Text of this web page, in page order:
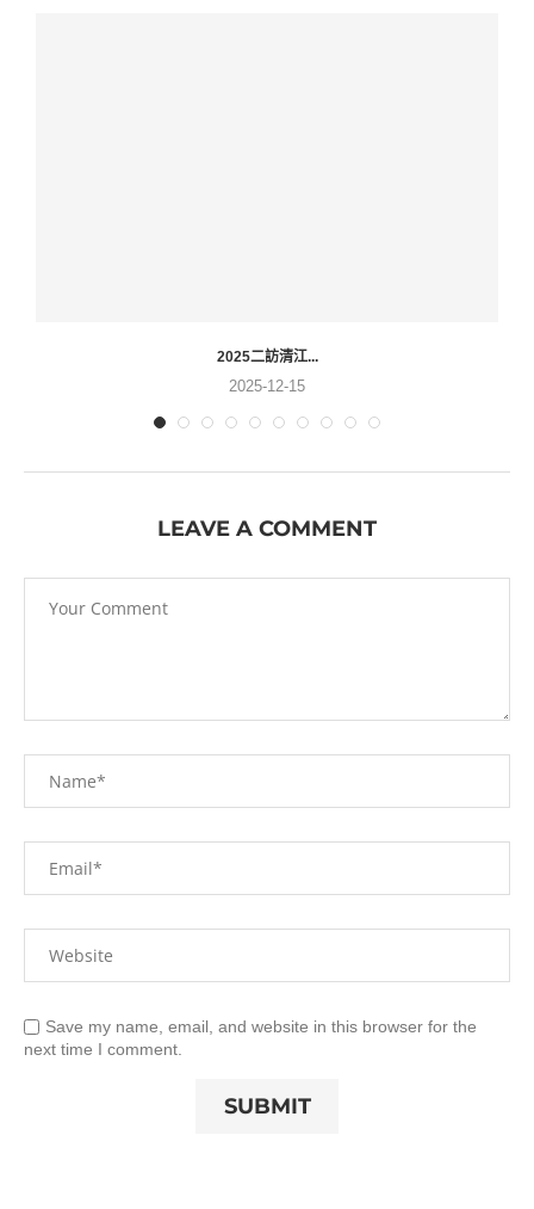
2025二訪清江...
2025-12-15
LEAVE A COMMENT
Save my name, email, and website in this browser for the
next time I comment.